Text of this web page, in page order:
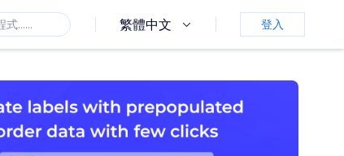
繁體中文 登入